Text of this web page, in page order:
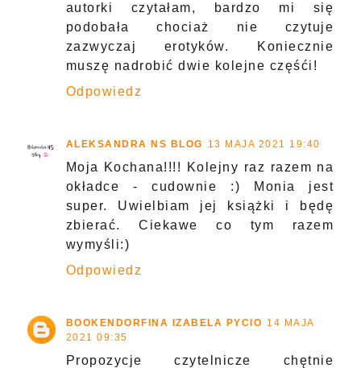
autorki czytałam, bardzo mi się
podobała chociaż nie czytuje
zazwyczaj erotyków. Koniecznie
muszę nadrobić dwie kolejne częśći!
Odpowiedz
ALEKSANDRA NS BLOG 13 MAJA 2021 19:40
Moja Kochana!!!! Kolejny raz razem na
okładce - cudownie :) Monia jest
super. Uwielbiam jej książki i będę
zbierać. Ciekawe co tym razem
wymyśli:)
Odpowiedz
BOOKENDORFINA IZABELA PYCIO 14 MAJA
2021 09:35
Propozycje czytelnicze chętnie